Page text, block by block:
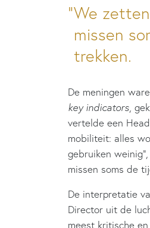
We
missen
trekken.
De meningen
key indicators ,
vertelde een
mobiliteit: alles
gebruiken
missen soms de
De interpretatie
Director uit de
meest kritische